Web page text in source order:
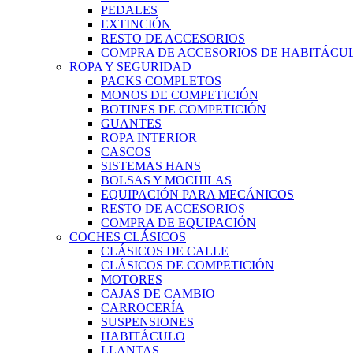
PEDALES
EXTINCIÓN
RESTO DE ACCESORIOS
COMPRA DE ACCESORIOS DE
ROPA Y SEGURIDAD
PACKS COMPLETOS
MONOS DE COMPETICIÓN
BOTINES DE COMPETICIÓN
GUANTES
ROPA INTERIOR
CASCOS
SISTEMAS HANS
BOLSAS Y MOCHILAS
EQUIPACIÓN PARA MECÁNICOS
RESTO DE ACCESORIOS
COMPRA DE EQUIPACIÓN
COCHES CLÁSICOS
CLÁSICOS DE CALLE
CLÁSICOS DE COMPETICIÓN
MOTORES
CAJAS DE CAMBIO
CARROCERÍA
SUSPENSIONES
HABITÁCULO
LLANTAS